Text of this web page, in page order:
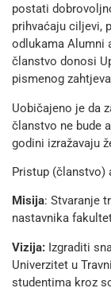
postati
prihvaćaju ciljevi,
odlukama Alumni
članstvo donosi
pismenog
Uobičajeno je da
članstvo ne bude
godini izražavaju
Pristup (članstvo)
Misija: Stvaranje
nastavnika
Vizija: Izgraditi
Univerzitet u
studentima kroz